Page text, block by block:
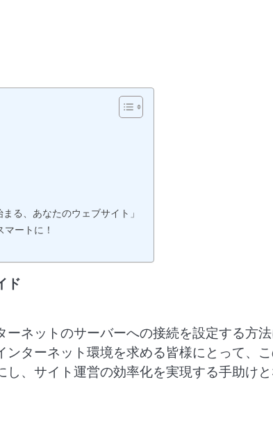
る、あなたのウェブサイト」
ートに！
ド
ネットのサーバーへの接続を設定する方
ターネット環境を求める皆様にとって、
、サイト運営の効率化を実現する手助け